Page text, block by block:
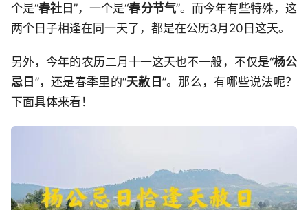
个是“春社日”，一个是“春分节气”。而今年有些特殊，这
两个日子相逢在同一天了，都是在公历3月20日这天。
另外，今年的农历二月十一这天也不一般，不仅是“杨公
忌日 ”，还是春季里的“天赦日 ”。那么，有哪些说法呢？
下面具体来看！